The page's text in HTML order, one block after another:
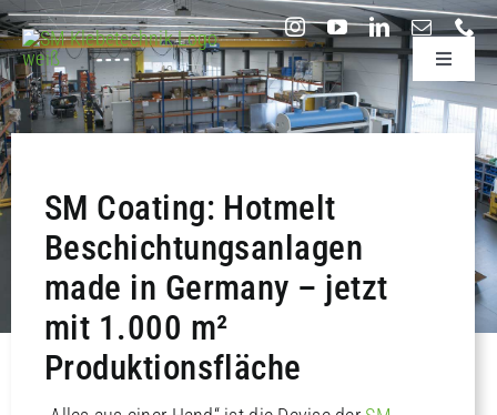
Zum
Inhalt
springen
Toggle
Klebstoffauftragssysteme
Branchen
Unternehmen
Technik & Support
Forschung & Entwicklung
SM Coating: Hotmelt
Beschichtungsanlagen
made in Germany – jetzt
mit 1.000 m²
Produktionsfläche